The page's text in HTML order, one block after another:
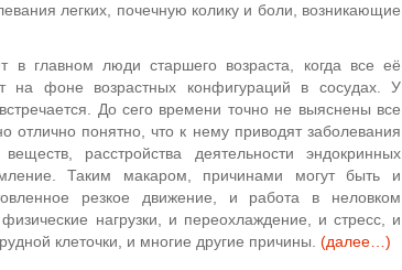
легких, почечную колику и боли, возникающие
в главном люди старшего возраста, когда все её
на фоне возрастных конфигураций в сосудах. У
До сего времени точно не выяснены все
отлично понятно, что к нему приводят заболевания
расстройства деятельности эндокринных
Таким макаром, причинами могут быть и
резкое движение, и работа в неловком
нагрузки, и переохлаждение, и стресс, и
клеточки, и многие другие причины. (далее…)